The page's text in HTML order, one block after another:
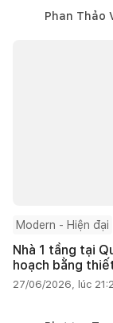
Phan Thảo
Modern - Hiện đại
Nhà 1 tầng tại
hoạch bằng
27/06/2026, lúc